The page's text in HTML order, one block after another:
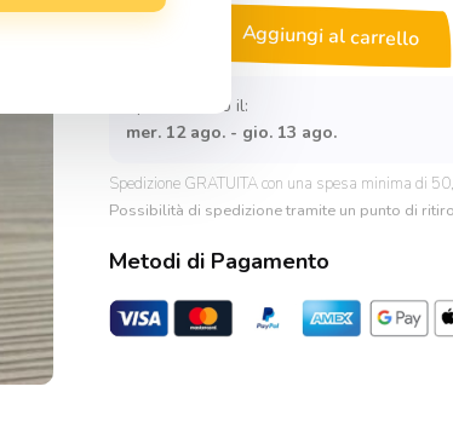
Tazza
Lazy
Aggiungi al carrello
Spedito entro il:
mer. 12 ago. - gio. 13 ago.
Spedizione GRATUITA con una spesa minima di
Possibilità di spedizione tramite un punto di
Metodi di Pagamento